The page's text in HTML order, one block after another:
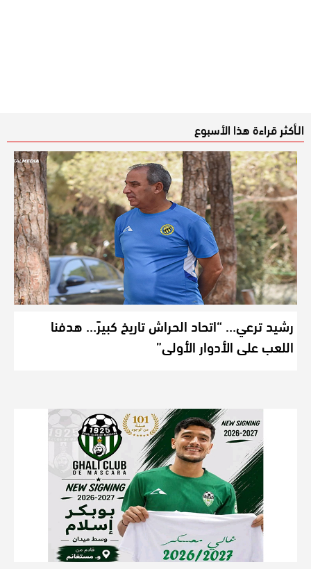
الـأكثر قراءة هذا الأسبوع
رشيد ترعي… “اتحاد الحراش تاريخ كبيرً… هدفنا
اللعب على الأدوار الأولى”